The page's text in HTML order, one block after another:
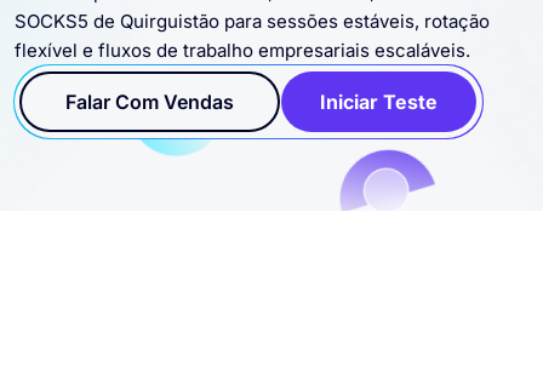
SOCKS5 de Quirguistão para sessões estáveis, rotação
flexível e fluxos de trabalho empresariais escaláveis.
Falar Com Vendas Iniciar Teste